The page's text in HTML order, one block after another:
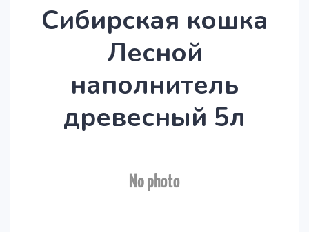
Сибирская кошка
Лесной
наполнитель
древесный 5л